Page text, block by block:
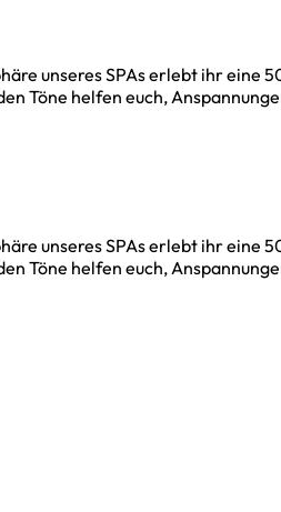
unseres SPAs erlebt ihr
helfen euch,
unseres SPAs erlebt ihr
helfen euch,